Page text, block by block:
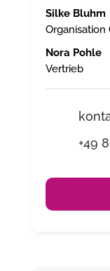
Silke Bluhm
Organisation
Nora Pohle
Vertrieb
+49